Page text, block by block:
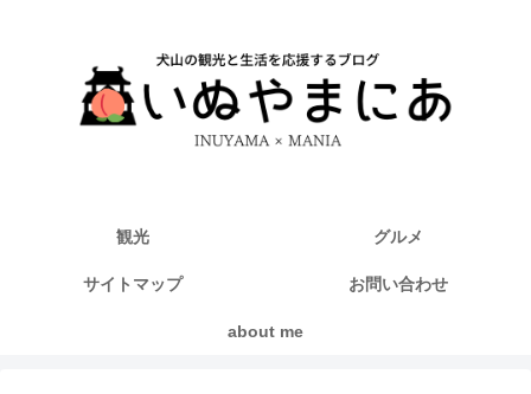
観光 グルメ
サイトマップ お問い合わせ
about me